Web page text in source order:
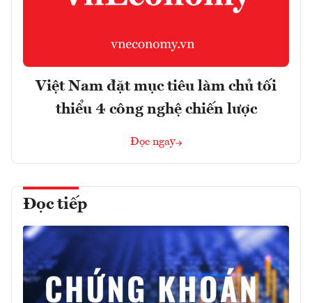
Việt Nam đặt mục tiêu làm chủ tối
thiểu 4 công nghệ chiến lược
Đọc ngay
Đọc tiếp